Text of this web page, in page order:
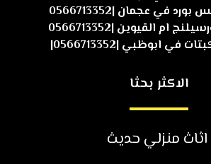
في عجمان |0566713352
ام القيوين |0566713352
في ابوظبي |0566713352|
الاكثر بحثا
اثاث منزلي حديث